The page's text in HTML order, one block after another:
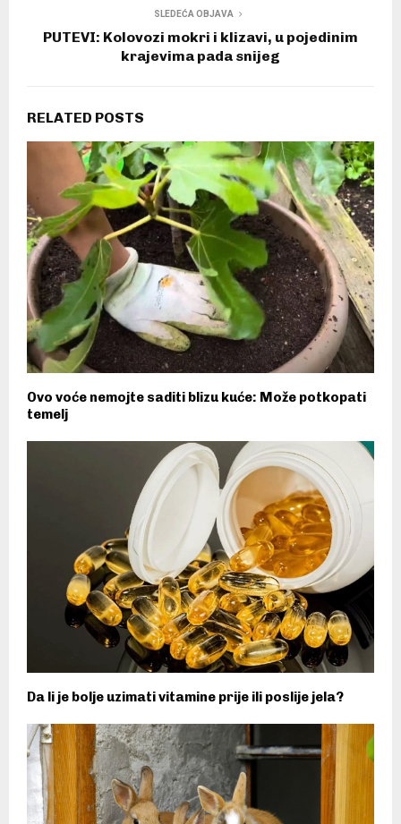
SLEDEĆA OBJAVA
PUTEVI: Kolovozi mokri i klizavi, u pojedinim
krajevima pada snijeg
RELATED POSTS
Ovo voće nemojte saditi blizu kuće: Može potkopati
temelj
Da li je bolje uzimati vitamine prije ili poslije jela?